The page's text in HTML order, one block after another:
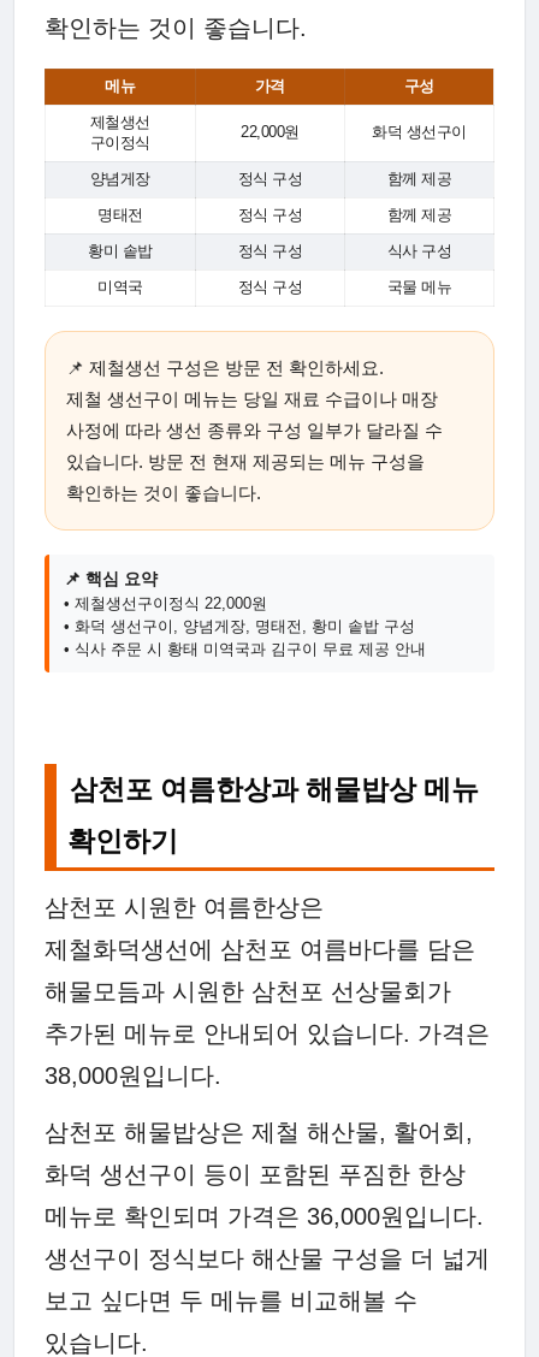
확인하는 것이 좋습니다.
메뉴 가격 구성
제철생선
구이정식
22,000원 화덕 생선구이
양념게장 정식 구성 함께 제공
명태전 정식 구성 함께 제공
황미 솥밥 정식 구성 식사 구성
미역국 정식 구성 국물 메뉴
📌 제철생선 구성은 방문 전 확인하세요.
제철 생선구이 메뉴는 당일 재료 수급이나 매장
사정에 따라 생선 종류와 구성 일부가 달라질 수
있습니다. 방문 전 현재 제공되는 메뉴 구성을
확인하는 것이 좋습니다.
📌 핵심 요약
• 제철생선구이정식 22,000원
• 화덕 생선구이, 양념게장, 명태전, 황미 솥밥 구성
• 식사 주문 시 황태 미역국과 김구이 무료 제공 안내
삼천포 여름한상과 해물밥상 메뉴
확인하기
삼천포 시원한 여름한상은
제철화덕생선에 삼천포 여름바다를 담은
해물모듬과 시원한 삼천포 선상물회가
추가된 메뉴로 안내되어 있습니다. 가격은
38,000원입니다.
삼천포 해물밥상은 제철 해산물, 활어회,
화덕 생선구이 등이 포함된 푸짐한 한상
메뉴로 확인되며 가격은 36,000원입니다.
생선구이 정식보다 해산물 구성을 더 넓게
보고 싶다면 두 메뉴를 비교해볼 수
있습니다.